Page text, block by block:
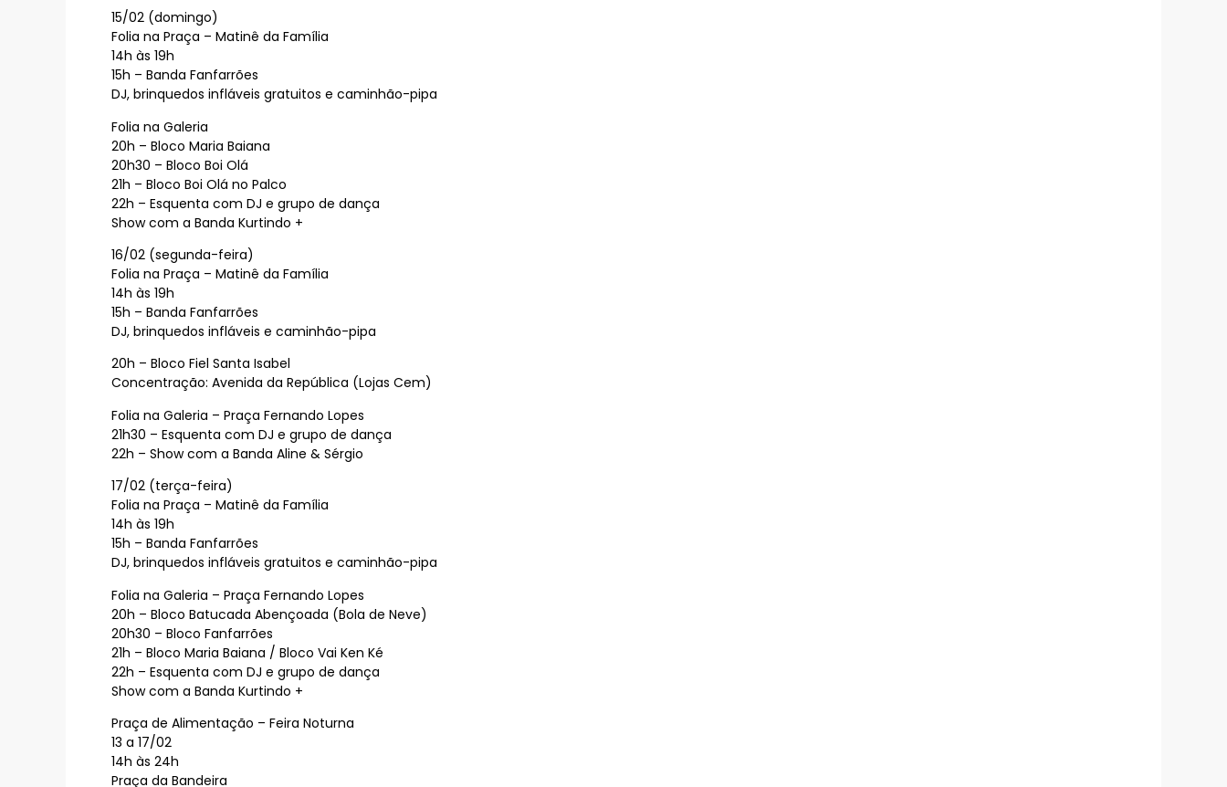
15/02 (domingo)
Folia na Praça – Matinê da Família
14h às 19h
15h – Banda Fanfarrões
DJ, brinquedos infláveis gratuitos e caminhão-pipa
Folia na Galeria
20h – Bloco Maria Baiana
20h30 – Bloco Boi Olá
21h – Bloco Boi Olá no Palco
22h – Esquenta com DJ e grupo de dança
Show com a Banda Kurtindo +
16/02 (segunda-feira)
Folia na Praça – Matinê da Família
14h às 19h
15h – Banda Fanfarrões
DJ, brinquedos infláveis e caminhão-pipa
20h – Bloco Fiel Santa Isabel
Concentração: Avenida da República (Lojas Cem)
Folia na Galeria – Praça Fernando Lopes
21h30 – Esquenta com DJ e grupo de dança
22h – Show com a Banda Aline & Sérgio
17/02 (terça-feira)
Folia na Praça – Matinê da Família
14h às 19h
15h – Banda Fanfarrões
DJ, brinquedos infláveis gratuitos e caminhão-pipa
Folia na Galeria – Praça Fernando Lopes
20h – Bloco Batucada Abençoada (Bola de Neve)
20h30 – Bloco Fanfarrões
21h – Bloco Maria Baiana / Bloco Vai Ken Ké
22h – Esquenta com DJ e grupo de dança
Show com a Banda Kurtindo +
Praça de Alimentação – Feira Noturna
13 a 17/02
14h às 24h
Praça da Bandeira